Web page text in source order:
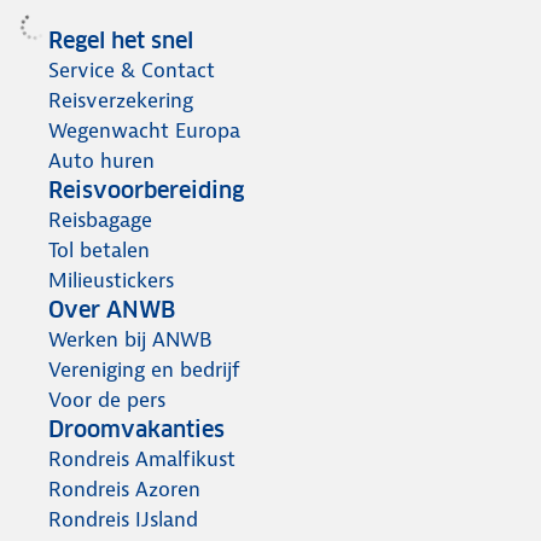
Regel het snel
Service & Contact
Reisverzekering
Wegenwacht Europa
Auto huren
Reisvoorbereiding
Reisbagage
Tol betalen
Milieustickers
Over ANWB
Werken bij ANWB
Vereniging en bedrijf
Voor de pers
Droomvakanties
Rondreis Amalfikust
Rondreis Azoren
Rondreis IJsland